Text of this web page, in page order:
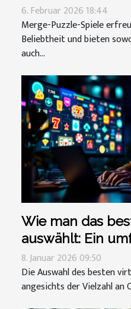
6. Februar 2026 18:44
Merge-Puzzle-Spiele
Beliebtheit und bieten
auch...
Wie man das
auswählt: Ein
Leitfaden
8. Januar 2026 09:50
Die Auswahl des besten
angesichts der Vielzahl an